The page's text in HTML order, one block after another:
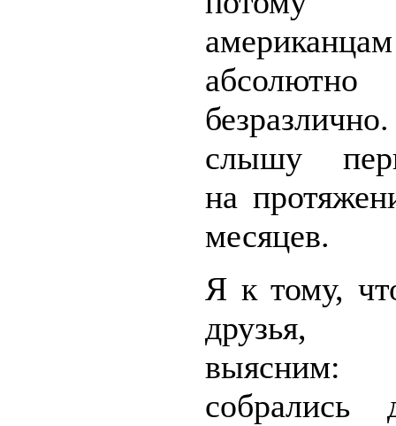
абсолютно
слышу
на
месяцев.
Я к тому,
друзья,
собрались